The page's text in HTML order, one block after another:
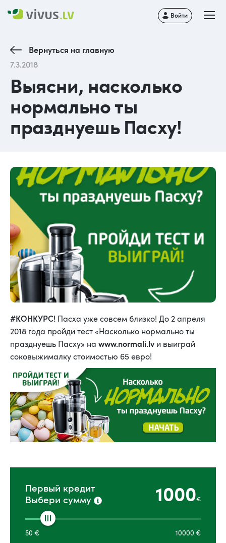
Войти
Вернуться на главную
7.3.2018
Выясни, насколько
нормально ты
празднуешь Пасху!
#КОНКУРС! Пасха уже совсем близко! До 2 апреля
2018 года пройди тест «Насколько нормально ты
празднуешь Пасху» на www.normali.lv и выиграй
соковыжималку стоимостью 65 евро!
Первый кредит
Выбери сумму
1000€
50 € 10000 €